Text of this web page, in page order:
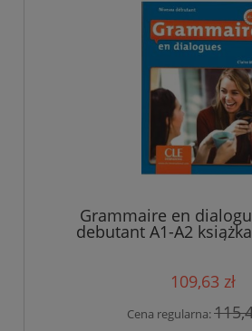
Grammaire en
debutant A1-A2
109,63 zł
Cena regularna: